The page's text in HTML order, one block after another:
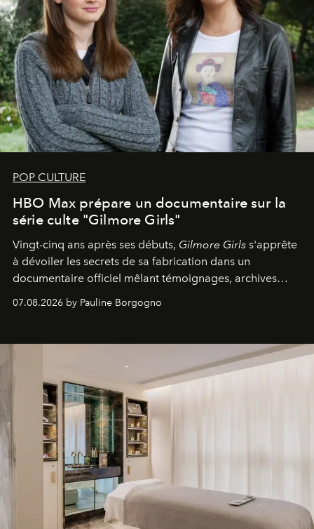
POP CULTURE
HBO Max prépare un documentaire sur la
série culte "Gilmore Girls"
Vingt-cinq ans après ses débuts, Gilmore Girls s'apprête
à dévoiler les secrets de sa fabrication dans un
documentaire officiel mêlant témoignages, archives
inédites et plongée dans les coulisses d'un phénomène
générationnel.
07.08.2026 by Pauline Borgogno